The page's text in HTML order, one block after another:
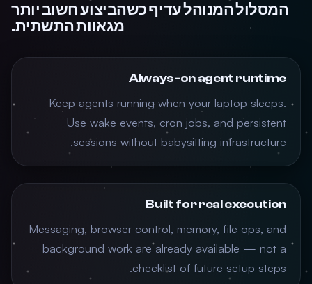
המסלול המנוהל עדיף כשהביצוע חשוב יותר
מגאוות התשתית.
Always-on agent runtime
Keep agents running when your laptop sleeps.
Use wake events, cron jobs, and persistent
sessions without babysitting infrastructure.
Built for real execution
Messaging, browser control, memory, file ops, and
background work are already available — not a
checklist of future setup steps.